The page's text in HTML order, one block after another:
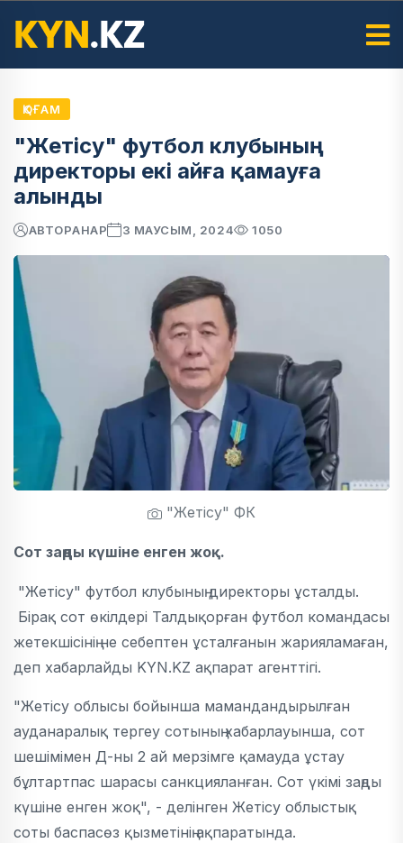
ҚОҒАМ
"Жетісу" футбол клубының
директоры екі айға қамауға
алынды
АВТОРАНАР 3 МАУСЫМ, 2024 1050
"Жетісу" ФК
Сот заңды күшіне енген жоқ.
"Жетісу" футбол клубының директоры ұсталды.
Бірақ сот өкілдері Талдықорған футбол командасы
жетекшісінің не себептен ұсталғанын жарияламаған,
деп хабарлайды KYN.KZ ақпарат агенттігі.
"Жетісу облысы бойынша мамандандырылған
ауданаралық тергеу сотының хабарлауынша, сот
шешімімен Д-ны 2 ай мерзімге қамауда ұстау
бұлтартпас шарасы санкцияланған. Сот үкімі заңды
күшіне енген жоқ", - делінген Жетісу облыстық
соты баспасөз қызметінің ақпаратында.